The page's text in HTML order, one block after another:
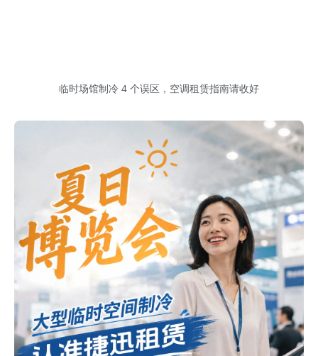
临时场馆制冷 4 个误区，空调租赁指南请收好